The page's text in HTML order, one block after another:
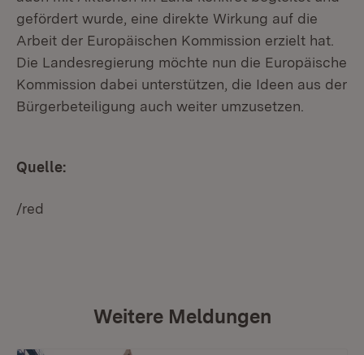
gefördert wurde, eine direkte Wirkung auf die
Arbeit der Europäischen Kommission erzielt hat.
Die Landesregierung möchte nun die Europäische
Kommission dabei unterstützen, die Ideen aus der
Bürgerbeteiligung auch weiter umzusetzen.
Quelle:
/red
Weitere Meldungen